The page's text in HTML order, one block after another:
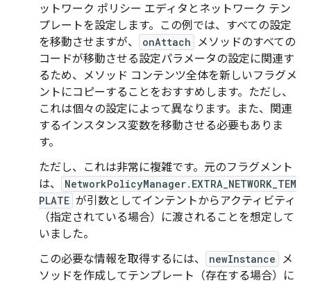
ットワーク ポリシー エディタとネットワーク テン
プレートを設定します。この例では、すべての設定
を移動させますが、
onAttach
メソッドのすべての
コードが移動させる設定パラメータの設定に関連す
るため、メソッド コンテンツ全体を新しいフラグメ
ントにコピーすることをおすすめします。ただし、
これは個々の設定によって異なります。また、関連
するインスタンス変数を移動させる必要もありま
す。
ただし、これは非常に複雑です。元のフラグメント
は、
NetworkPolicyManager.EXTRA_NETWORK_TEM
PLATE が引数としてインテントからアクティビティ
（指定されている場合）に渡されることを想定して
いました。
この必要な情報を取得するには、
newInstance
メ
ソッドを作成してテンプレート（存在する場合）に